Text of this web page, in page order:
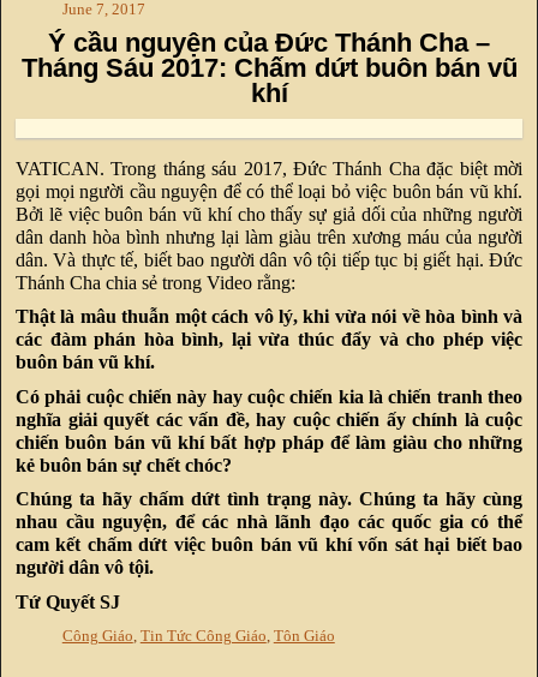
June 7, 2017
Ý cầu nguyện của Đức Thánh Cha –
Tháng Sáu 2017: Chấm dứt buôn bán vũ
khí
VATICAN. Trong tháng sáu 2017, Đức Thánh Cha đặc biệt mời
gọi mọi người cầu nguyện để có thể loại bỏ việc buôn bán vũ khí.
Bởi lẽ việc buôn bán vũ khí cho thấy sự giả dối của những người
dân danh hòa bình nhưng lại làm giàu trên xương máu của người
dân. Và thực tế, biết bao người dân vô tội tiếp tục bị giết hại. Đức
Thánh Cha chia sẻ trong Video rằng:
Thật là mâu thuẫn một cách vô lý, khi vừa nói về hòa bình và
các đàm phán hòa bình, lại vừa thúc đẩy và cho phép việc
buôn bán vũ khí.
Có phải cuộc chiến này hay cuộc chiến kia là chiến tranh theo
nghĩa giải quyết các vấn đề, hay cuộc chiến ấy chính là cuộc
chiến buôn bán vũ khí bất hợp pháp để làm giàu cho những
kẻ buôn bán sự chết chóc?
Chúng ta hãy chấm dứt tình trạng này. Chúng ta hãy cùng
nhau cầu nguyện, để các nhà lãnh đạo các quốc gia có thể
cam kết chấm dứt việc buôn bán vũ khí vốn sát hại biết bao
người dân vô tội.
Tứ Quyết SJ
Công Giáo Tin Tức Công Giáo Tôn Giáo